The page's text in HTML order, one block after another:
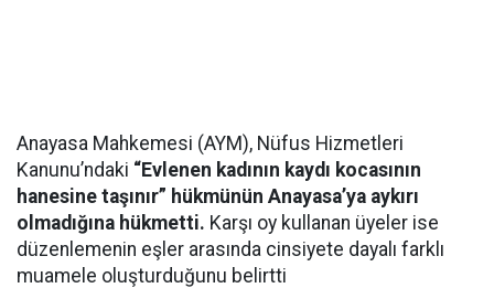
Anayasa Mahkemesi (AYM), Nüfus Hizmetleri
Kanunu’ndaki “Evlenen kadının kaydı kocasının
hanesine taşınır” hükmünün Anayasa’ya aykırı
olmadığına hükmetti. Karşı oy kullanan üyeler ise
düzenlemenin eşler arasında cinsiyete dayalı farklı
muamele oluşturduğunu belirtti